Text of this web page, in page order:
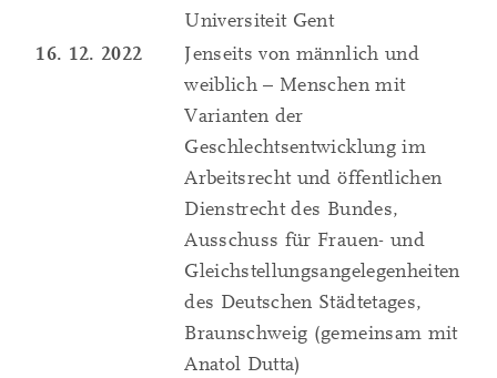
Universiteit Gent
16. 12. 2022
Jenseits von männlich und
weiblich – Menschen mit
Varianten der
Geschlechtsentwicklung im
Arbeitsrecht und öffentlichen
Dienstrecht des Bundes,
Ausschuss für Frauen- und
Gleichstellungsangelegenheiten
des Deutschen Städtetages,
Braunschweig (gemeinsam mit
Anatol Dutta)